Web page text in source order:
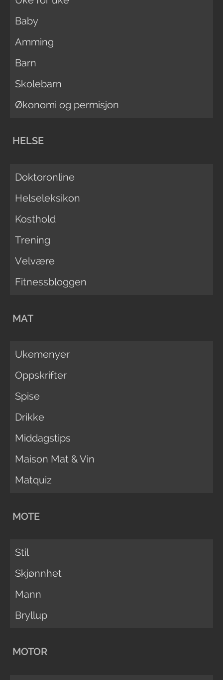
Baby
Amming
Barn
Skolebarn
Økonomi og permisjon
HELSE
Doktoronline
Helseleksikon
Kosthold
Trening
Velvære
Fitnessbloggen
MAT
Ukemenyer
Oppskrifter
Spise
Drikke
Middagstips
Maison Mat & Vin
Matquiz
MOTE
Stil
Skjønnhet
Mann
Bryllup
MOTOR